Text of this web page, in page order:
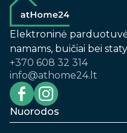
Elektroninė
namams, buičiai bei
+370 608 32 314
info@athome24.lt
Nuorodos